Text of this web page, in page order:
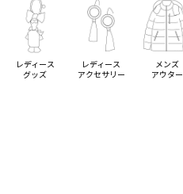
レディース
グッズ
レディース
アクセサリー
メンズ
アウター